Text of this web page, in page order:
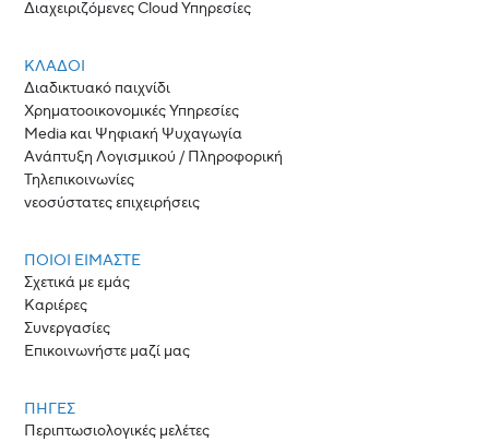
Διαχειριζόμενες Cloud Υπηρεσίες
ΚΛΆΔΟΙ
Διαδικτυακό παιχνίδι
Χρηματοοικονομικές Υπηρεσίες
Media και Ψηφιακή Ψυχαγωγία
Ανάπτυξη Λογισμικού / Πληροφορική
Τηλεπικοινωνίες
νεοσύστατες επιχειρήσεις
ΠΟΙΟΙ ΕΊΜΑΣΤΕ
Σχετικά με εμάς
Καριέρες
Συνεργασίες
Επικοινωνήστε μαζί μας
ΠΗΓΈΣ
Περιπτωσιολογικές μελέτες